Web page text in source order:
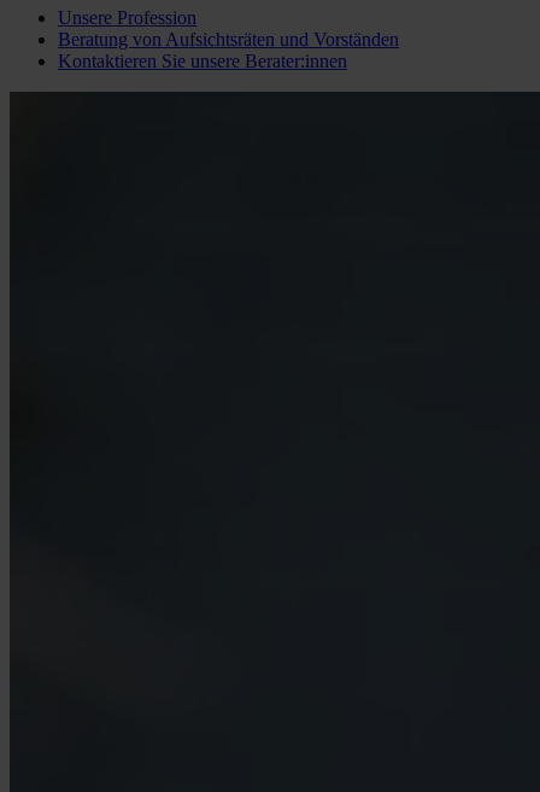
Unsere Profession
Beratung von Aufsichtsräten und Vorständen
Kontaktieren Sie unsere Berater:innen